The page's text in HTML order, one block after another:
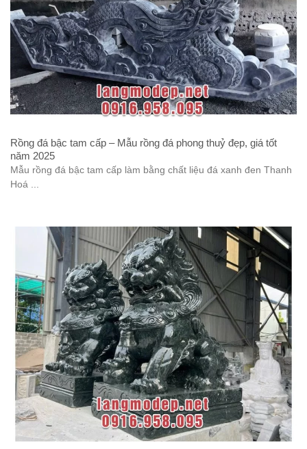
Rồng đá bậc tam cấp – Mẫu rồng đá phong thuỷ đẹp, giá tốt
năm 2025
Mẫu rồng đá bậc tam cấp làm bằng chất liệu đá xanh đen Thanh
Hoá ...